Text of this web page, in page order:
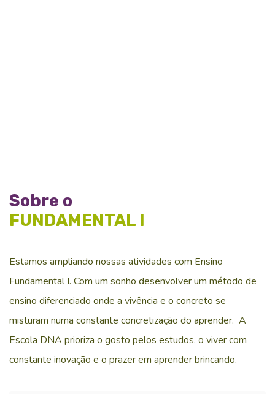
Sobre o
FUNDAMENTAL I
Estamos ampliando nossas atividades com Ensino
Fundamental I. Com um sonho desenvolver um método de
ensino diferenciado onde a vivência e o concreto se
misturam numa constante concretização do aprender. A
Escola DNA prioriza o gosto pelos estudos, o viver com
constante inovação e o prazer em aprender brincando.